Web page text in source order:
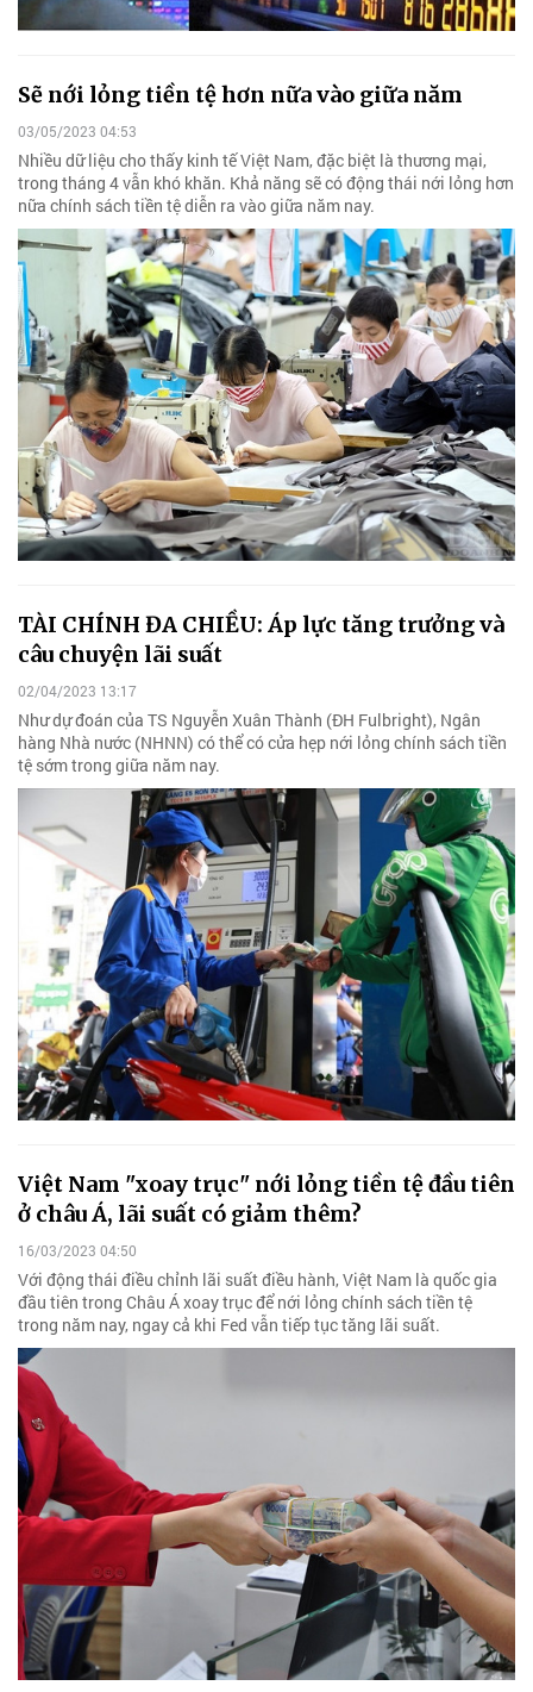
Sẽ nới lỏng tiền tệ hơn nữa vào giữa năm
03/05/2023 04:53
Nhiều dữ liệu cho thấy kinh tế Việt Nam, đặc biệt là thương mại,
trong tháng 4 vẫn khó khăn. Khả năng sẽ có động thái nới lỏng hơn
nữa chính sách tiền tệ diễn ra vào giữa năm nay.
TÀI CHÍNH ĐA CHIỀU: Áp lực tăng trưởng và
câu chuyện lãi suất
02/04/2023 13:17
Như dự đoán của TS Nguyễn Xuân Thành (ĐH Fulbright), Ngân
hàng Nhà nước (NHNN) có thể có cửa hẹp nới lỏng chính sách tiền
tệ sớm trong giữa năm nay.
Việt Nam "xoay trục" nới lỏng tiền tệ đầu tiên
ở châu Á, lãi suất có giảm thêm?
16/03/2023 04:50
Với động thái điều chỉnh lãi suất điều hành, Việt Nam là quốc gia
đầu tiên trong Châu Á xoay trục để nới lỏng chính sách tiền tệ
trong năm nay, ngay cả khi Fed vẫn tiếp tục tăng lãi suất.